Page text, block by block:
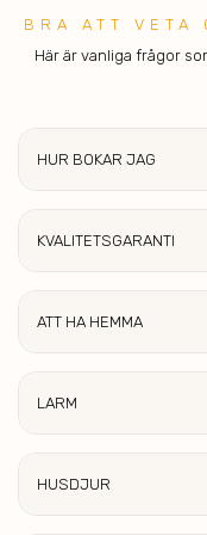
BRA ATT V ETA
Här är vanliga frågor
HUR BOKAR JAG
KVALITETSGARANTI
ATT HA HEMMA
LARM
HUSDJUR